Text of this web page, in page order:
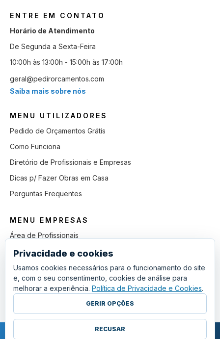
ENTRE EM CONTATO
Horário de Atendimento
De Segunda a Sexta-Feira
10:00h às 13:00h - 15:00h às 17:00h
geral@pedirorcamentos.com
Saiba mais sobre nós
MENU UTILIZADORES
Pedido de Orçamentos Grátis
Como Funciona
Diretório de Profissionais e Empresas
Dicas p/ Fazer Obras em Casa
Perguntas Frequentes
MENU EMPRESAS
Área de Profissionais
Como Funciona
Lista de Pedidos em Aberto
Como Ganhar mais Obras
Perguntas Frequentes
Privacidade e cookies
Usamos cookies necessários para o funcionamento do site
e, com o seu consentimento, cookies de análise para
melhorar a experiência. Política de Privacidade e Cookies.
GERIR OPÇÕES
RECUSAR